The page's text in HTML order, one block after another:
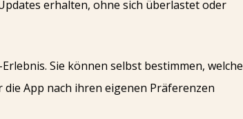
erhalten, ohne sich überlastet oder
Sie können selbst bestimmen, welche
App nach ihren eigenen Präferenzen